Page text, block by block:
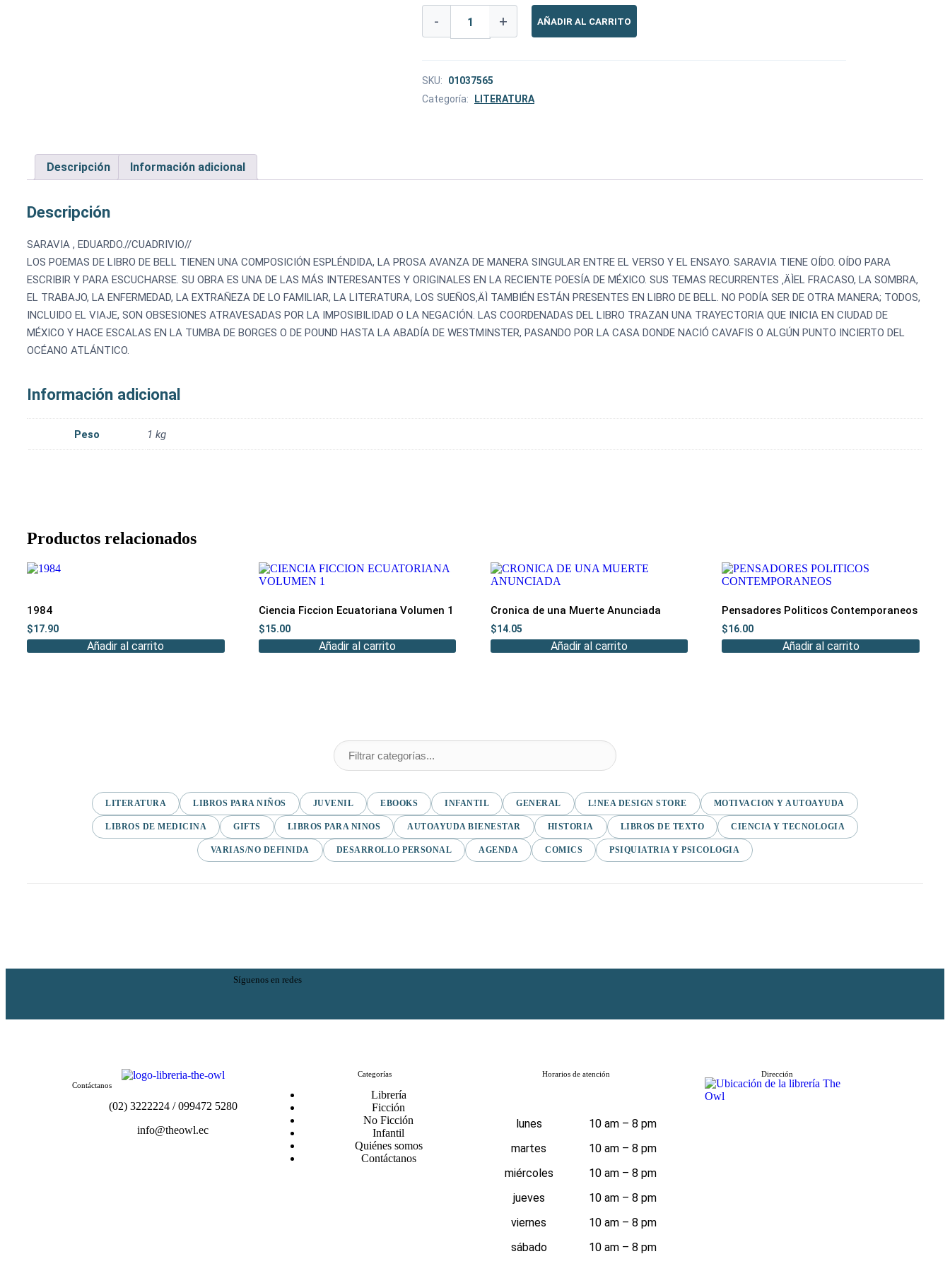
- + AÑADIR AL CARRITO
SKU:
01037565
Categoría:
LITERATURA
Descripción Información adicional
Descripción
SARAVIA , EDUARDO.//CUADRIVIO//
LOS POEMAS DE LIBRO DE BELL TIENEN UNA COMPOSICIÓN ESPLÉNDIDA, LA PROSA AVANZA DE MANERA SINGULAR ENTRE EL VERSO Y EL ENSAYO. SARAVIA TIENE OÍDO. OÍDO PARA
ESCRIBIR Y PARA ESCUCHARSE. SU OBRA ES UNA DE LAS MÁS INTERESANTES Y ORIGINALES EN LA RECIENTE POESÍA DE MÉXICO. SUS TEMAS RECURRENTES ‚ÄÌEL FRACASO, LA SOMBRA,
EL TRABAJO, LA ENFERMEDAD, LA EXTRAÑEZA DE LO FAMILIAR, LA LITERATURA, LOS SUEÑOS‚ÄÌ TAMBIÉN ESTÁN PRESENTES EN LIBRO DE BELL. NO PODÍA SER DE OTRA MANERA; TODOS,
INCLUIDO EL VIAJE, SON OBSESIONES ATRAVESADAS POR LA IMPOSIBILIDAD O LA NEGACIÓN. LAS COORDENADAS DEL LIBRO TRAZAN UNA TRAYECTORIA QUE INICIA EN CIUDAD DE
MÉXICO Y HACE ESCALAS EN LA TUMBA DE BORGES O DE POUND HASTA LA ABADÍA DE WESTMINSTER, PASANDO POR LA CASA DONDE NACIÓ CAVAFIS O ALGÚN PUNTO INCIERTO DEL
OCÉANO ATLÁNTICO.
Información adicional
Peso 1 kg
Productos relacionados
1984
$17.90
Añadir al carrito
Ciencia Ficcion Ecuatoriana Volumen 1
$15.00
Añadir al carrito
Cronica de una Muerte Anunciada
$14.05
Añadir al carrito
Pensadores Politicos Contemporaneos
$16.00
Añadir al carrito
LITERATURA LIBROS PARA NIÑOS JUVENIL EBOOKS INFANTIL GENERAL L!NEA DESIGN STORE MOTIVACION Y AUTOAYUDA
LIBROS DE MEDICINA GIFTS LIBROS PARA NINOS AUTOAYUDA BIENESTAR HISTORIA LIBROS DE TEXTO CIENCIA Y TECNOLOGIA
VARIAS/NO DEFINIDA DESARROLLO PERSONAL AGENDA COMICS PSIQUIATRIA Y PSICOLOGIA
Síguenos en redes
Contáctanos
(02) 3222224 / 099472 5280
info@theowl.ec
Categorías
Librería
Ficción
No Ficción
Infantil
Quiénes somos
Contáctanos
Horarios de atención
lunes
10 am – 8 pm
martes
10 am – 8 pm
miércoles
10 am – 8 pm
jueves
10 am – 8 pm
viernes
10 am – 8 pm
sábado
10 am – 8 pm
Dirección